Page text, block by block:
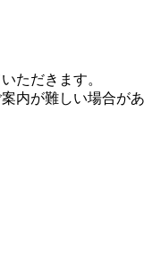
ただきます。
内が難しい場合があ